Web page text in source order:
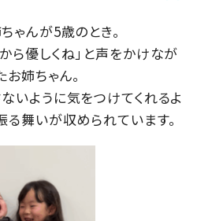
ゃんが5歳のとき。
ら優しくね」と声をかけなが
姉ちゃん。
いように気をつけてくれるよ
る舞いが収められています。